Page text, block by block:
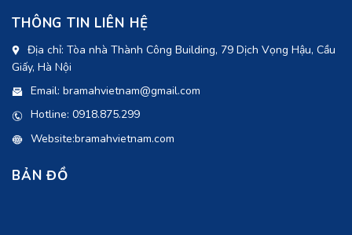
THÔNG TIN LIÊN HỆ
Địa chỉ: Tòa nhà Thành Công Building, 79 Dịch Vọng Hậu, Cầu
Giấy, Hà Nội
Email: bramahvietnam@gmail.com
Hotline: 0918.875.299
Website:bramahvietnam.com
BẢN ĐỒ